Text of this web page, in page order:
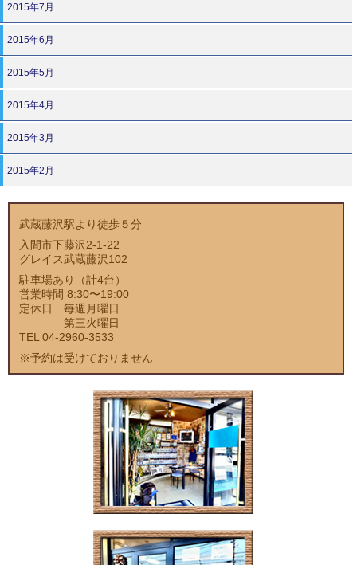
2015年7月
2015年6月
2015年5月
2015年4月
2015年3月
2015年2月
武蔵藤沢駅より徒歩５分
入間市下藤沢2-1-22
グレイス武蔵藤沢102
駐車場あり（計4台）
営業時間 8:30〜19:00
定休日 毎週月曜日
第三火曜日
TEL 04-2960-3533
※予約は受けておりません